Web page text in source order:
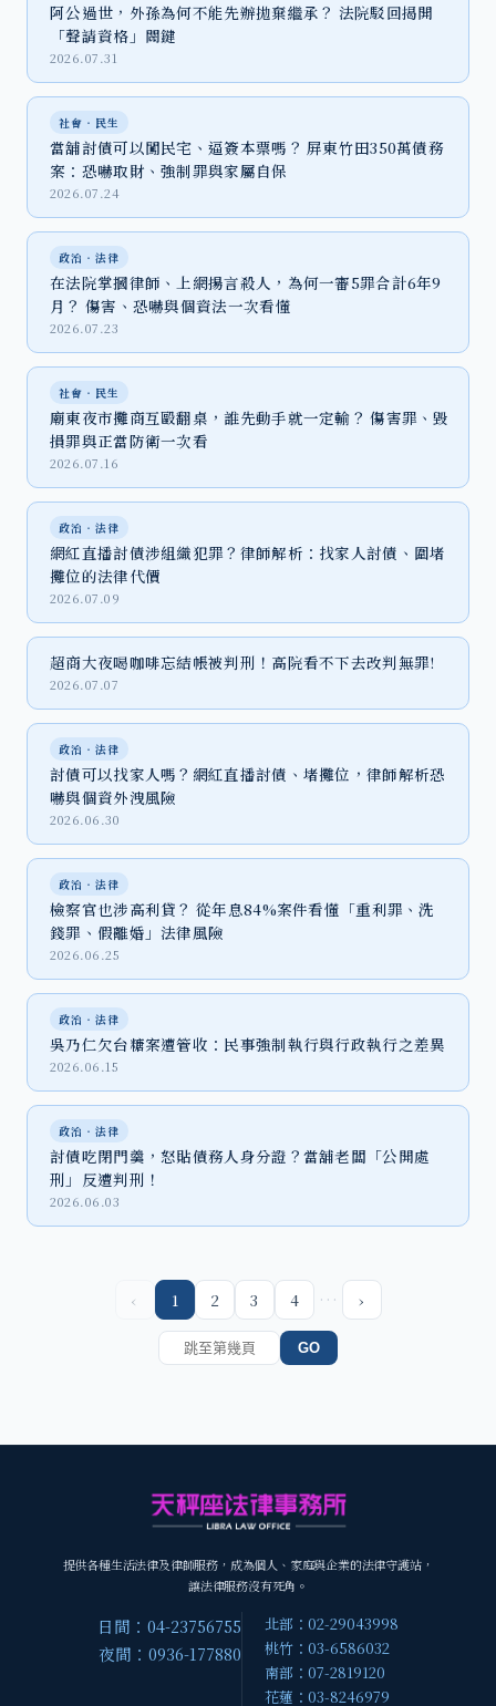
阿公過世，外孫為何不能先辦拋棄繼承？ 法院駁回揭開
「聲請資格」關鍵
2026.07.31
社會‧民生
當舖討債可以闖民宅、逼簽本票嗎？ 屏東竹田350萬債務
案：恐嚇取財、強制罪與家屬自保
2026.07.24
政治‧法律
在法院掌摑律師、上網揚言殺人，為何一審5罪合計6年9
月？ 傷害、恐嚇與個資法一次看懂
2026.07.23
社會‧民生
廟東夜市攤商互毆翻桌，誰先動手就一定輸？ 傷害罪、毀
損罪與正當防衛一次看
2026.07.16
政治‧法律
網紅直播討債涉組織犯罪？律師解析：找家人討債、圍堵
攤位的法律代價
2026.07.09
超商大夜喝咖啡忘結帳被判刑！高院看不下去改判無罪!
2026.07.07
政治‧法律
討債可以找家人嗎？網紅直播討債、堵攤位，律師解析恐
嚇與個資外洩風險
2026.06.30
政治‧法律
檢察官也涉高利貸？ 從年息84%案件看懂「重利罪、洗
錢罪、假離婚」法律風險
2026.06.25
政治‧法律
吳乃仁欠台糖案遭管收：民事強制執行與行政執行之差異
2026.06.15
政治‧法律
討債吃閉門羹，怒貼債務人身分證？當舖老闆「公開處
刑」反遭判刑！
2026.06.03
‹ 1 2 3 4 … ›
GO
提供各種生活法律及律師服務，成為個人、家庭與企業的法律守護站，
讓法律服務沒有死角。
日間：04-23756755
夜間：0936-177880
北部：02-29043998
桃竹：03-6586032
南部：07-2819120
花蓮：03-8246979